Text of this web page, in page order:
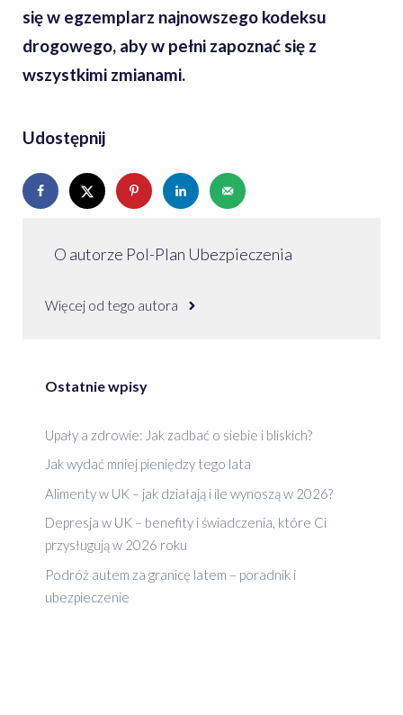
się w egzemplarz najnowszego kodeksu
drogowego, aby w pełni zapoznać się z
wszystkimi zmianami.
Udostępnij
O autorze Pol-Plan Ubezpieczenia
Więcej od tego autora
Ostatnie wpisy
Upały a zdrowie: Jak zadbać o siebie i bliskich?
Jak wydać mniej pieniędzy tego lata
Alimenty w UK – jak działają i ile wynoszą w 2026?
Depresja w UK – benefity i świadczenia, które Ci
przysługują w 2026 roku
Podróż autem za granicę latem – poradnik i
ubezpieczenie